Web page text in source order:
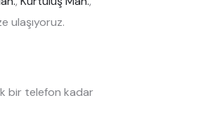
ulaşıyoruz.
bir telefon kadar